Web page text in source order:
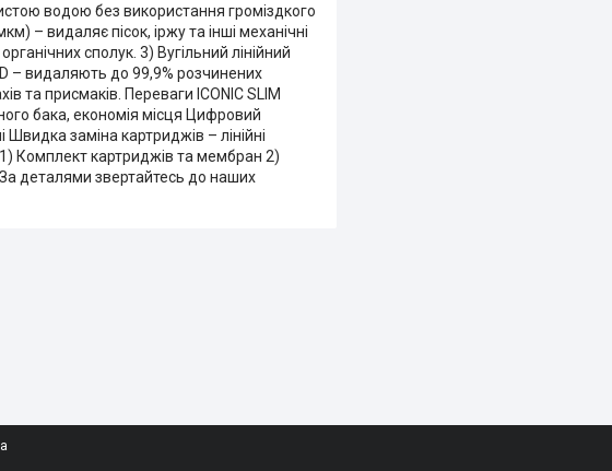
водою без використання громіздкого
– видаляє пісок, іржу та інші механічні
сполук. 3) Вугільний лінійний
– видаляють до 99,9% розчинених
та присмаків. Переваги ICONIC SLIM
бака, економія місця Цифровий
заміна картриджів – лінійні
Комплект картриджів та мембран 2)
деталями звертайтесь до наших